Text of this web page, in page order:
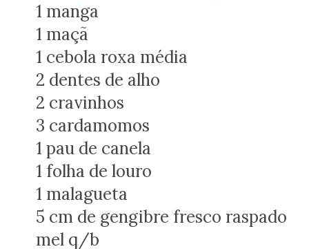
1 manga
1 maçã
1 cebola roxa média
2 dentes de alho
2 cravinhos
3 cardamomos
1 pau de canela
1 folha de louro
1 malagueta
5 cm de gengibre fresco raspado
mel q/b